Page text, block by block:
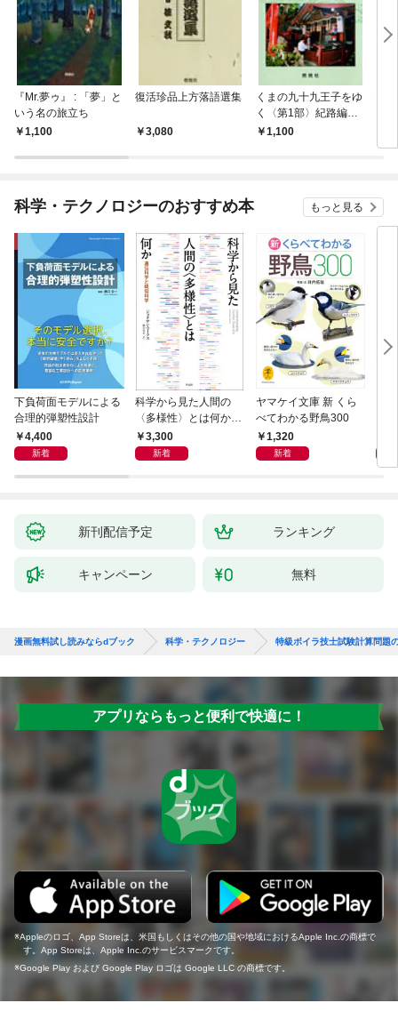
『Mr.夢ゥ』 : 「夢」と
いう名の旅立ち
1,100
復活珍品上方落語選集
3,080
くまの九十九王子をゆ
く〈第1部〉紀路編―
京都から田辺まで
1,100
科学・テクノロジーのおすすめ本 もっと見る
下負荷面モデルによる
合理的弾塑性設計
4,400
新着
科学から見た人間の
〈多様性〉とは何か―
―遺伝科学と疑似科学
3,300
新着
ヤマケイ文庫 新 くら
べてわかる野鳥300
1,320
新着
新刊配信予定 ランキング
キャンペーン 無料
漫画無料試し読みならdブック 科学・テクノロジー 特級ボイラ技士試験計算問題
アプリならもっと便利で快適に！
Appleのロゴ、App Storeは、米国もしくはその他の国や地域におけるApple Inc.の商標で
す。App Storeは、Apple Inc.のサービスマークです。
Google Play および Google Play ロゴは Google LLC の商標です。